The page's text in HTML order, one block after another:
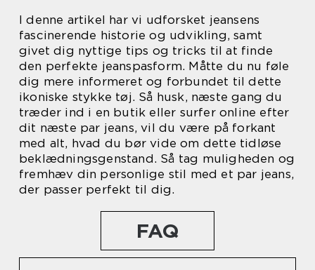
I denne artikel har vi udforsket jeansens
fascinerende historie og udvikling, samt
givet dig nyttige tips og tricks til at finde
den perfekte jeanspasform. Måtte du nu føle
dig mere informeret og forbundet til dette
ikoniske stykke tøj. Så husk, næste gang du
træder ind i en butik eller surfer online efter
dit næste par jeans, vil du være på forkant
med alt, hvad du bør vide om dette tidløse
beklædningsgenstand. Så tag muligheden og
fremhæv din personlige stil med et par jeans,
der passer perfekt til dig.
FAQ